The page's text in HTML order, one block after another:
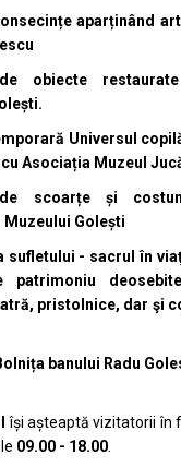
aparținând
obiecte
Universul
Asociația Muzeul
de scoarțe și
Golești
sufletului - sacrul în
patrimoniu
pristolnice, dar şi
banului Radu
își așteaptă vizitatorii în
09.00 - 18.00